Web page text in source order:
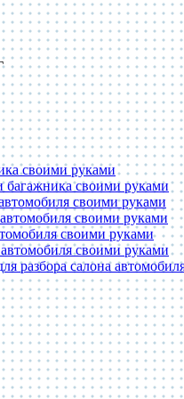
своими руками
своими руками
своими руками
своими руками
своими руками
своими руками
разбора салона